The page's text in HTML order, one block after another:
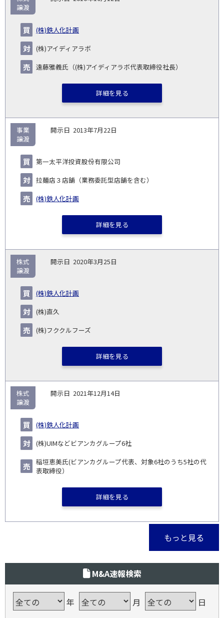
(株)鉄人化計画
(株)アイディアラボ
遠藤雅義氏（(株)アイディアラボ代表取締役社長）
譲渡
詳細を見る
2013年7月22日
第一太平洋投資股份有限公司
拉麺店３店舗（業務委託型店舗を含む）
(株)鉄人化計画
事業
譲渡
詳細を見る
2020年3月25日
(株)鉄人化計画
(株)直久
(株)フククルフーズ
株式
譲渡
詳細を見る
2021年12月14日
(株)鉄人化計画
(株)UIMなどビアンカグループ6社
稲垣恵美氏(ビアンカグループ代表、対象6社のうち5社の代
表取締役）
株式
譲渡
詳細を見る
もっと見る
M&A速報検索
年 月 日